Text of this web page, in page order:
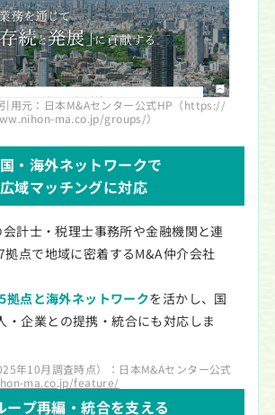
日本M&Aセンター公式HP （https://
ma.co.jp/groups/）
・海外ネットワークで
広域マッチングに対応
計士・税理士事務所や金融機関と連
拠点で地域に密着するM&A仲介会社
拠点と海外ネットワークを活かし、国
・企業との提携・統合にも対応しま
年10月調査時点）：日本M&Aセンター公式HP
ma.co.jp/feature/
ープ再編・統合を支える